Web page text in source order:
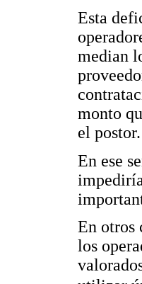
Esta
median
monto
el postor.
En ese
En otros
los